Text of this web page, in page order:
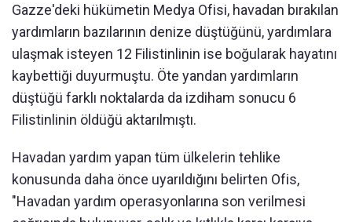
Gazze'deki hükümetin Medya Ofisi, havadan bırakılan
yardım ların bazılarının denize düştüğünü,yardım lara
ulaşmak isteyen 12 Filistinlinin ise boğularak hayatını
kaybettiği duyurmuştu. Öte yandan yardım ların
düştüğü farklı noktalarda da izdiham sonucu 6
Filistinlinin öldüğü aktarılmıştı.
Havadan yardım yapan tüm ülkelerin tehlike
konusunda daha önce uyarıldığını belirten Ofis,
"Havadan yardım operasyonlarına son verilmesi